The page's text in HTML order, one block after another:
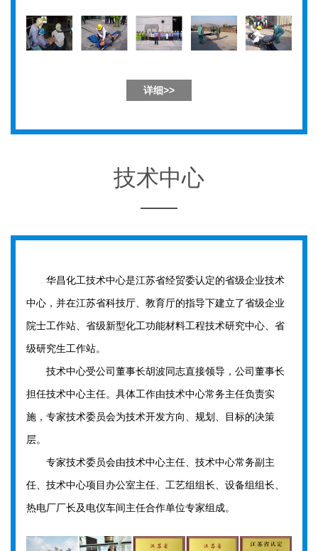
详细>>
技术中心
华昌化工技术中心是江苏省经贸委认定的省级企业技术
中心，并在江苏省科技厅、教育厅的指导下建立了省级企业
院士工作站、省级新型化工功能材料工程技术研究中心、省
级研究生工作站。
技术中心受公司董事长胡波同志直接领导，公司董事长
担任技术中心主任。具体工作由技术中心常务主任负责实
施，专家技术委员会为技术开发方向、规划、目标的决策
层。
专家技术委员会由技术中心主任、技术中心常务副主
任、技术中心项目办公室主任、工艺组组长、设备组组长、
热电厂厂长及电仪车间主任合作单位专家组成。